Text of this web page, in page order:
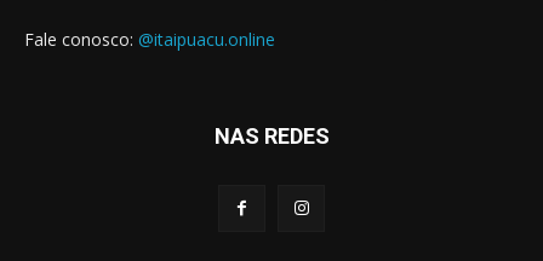
Fale conosco: @itaipuacu.online
NAS REDES